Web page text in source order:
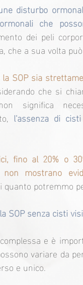
disturbo
che
dei peli
che a sua volta
SOP sia
che si
significa
l'assenza di
fino al 20% o
non mostrano
potremmo
SOP senza cisti
e è
variare da
e unico.